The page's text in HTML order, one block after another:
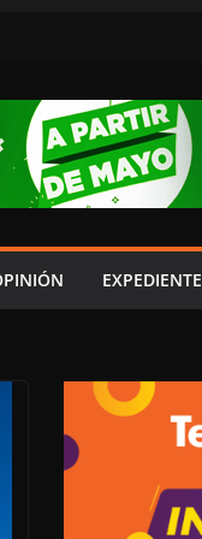
EXPEDIENTE